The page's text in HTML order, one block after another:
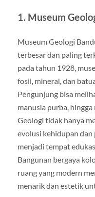
1. Museum
Museum Geologi
terbesar dan paling
pada tahun 1928,
fosil, mineral, dan
Pengunjung bisa
manusia purba,
Geologi tidak hanya
evolusi kehidupan
menjadi tempat
Bangunan bergaya
ruang yang modern
menarik dan estetik